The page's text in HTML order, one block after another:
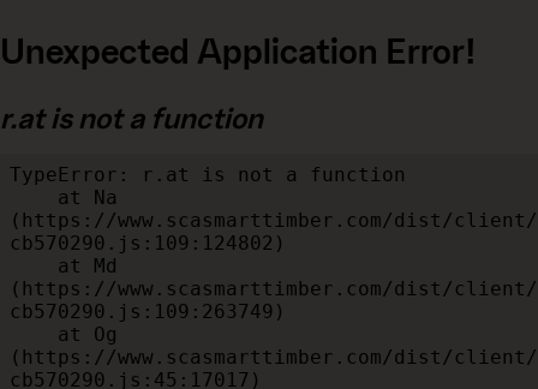
Unexpected Application Error!
r.at is not a function
TypeError: r.at is not a function
(https://www.scasmarttimber.com/dist/
cb570290.js:109:124802)
(https://www.scasmarttimber.com/dist/
cb570290.js:109:263749)
(https://www.scasmarttimber.com/dist/
cb570290.js:45:17017)